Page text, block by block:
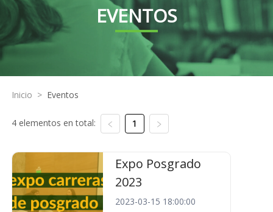
EVENTOS
Inicio > Eventos
4 elementos en total: 1
Expo Posgrado
2023
2023-03-15 18:00:00